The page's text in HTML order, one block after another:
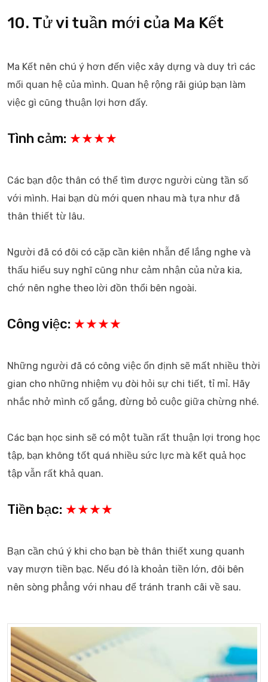
10. Tử vi tuần mới của Ma Kết
Ma Kết nên chú ý hơn đến việc xây dựng và duy trì các
mối quan hệ của mình. Quan hệ rộng rãi giúp bạn làm
việc gì cũng thuận lợi hơn đấy.
Tình cảm: ★★★★
Các bạn độc thân có thể tìm được người cùng tần số
với mình. Hai bạn dù mới quen nhau mà tựa như đã
thân thiết từ lâu.
Người đã có đôi có cặp cần kiên nhẫn để lắng nghe và
thấu hiểu suy nghĩ cũng như cảm nhận của nửa kia,
chớ nên nghe theo lời đồn thổi bên ngoài.
Công việc: ★★★★
Những người đã có công việc ổn định sẽ mất nhiều thời
gian cho những nhiệm vụ đòi hỏi sự chi tiết, tỉ mỉ. Hãy
nhắc nhở mình cố gắng, đừng bỏ cuộc giữa chừng nhé.
Các bạn học sinh sẽ có một tuần rất thuận lợi trong học
tập, bạn không tốt quá nhiều sức lực mà kết quả học
tập vẫn rất khả quan.
Tiền bạc: ★★★★
Bạn cần chú ý khi cho bạn bè thân thiết xung quanh
vay mượn tiền bạc. Nếu đó là khoản tiền lớn, đôi bên
nên sòng phẳng với nhau để tránh tranh cãi về sau.